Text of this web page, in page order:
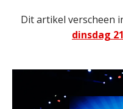
Dit artikel verscheen
dinsdag